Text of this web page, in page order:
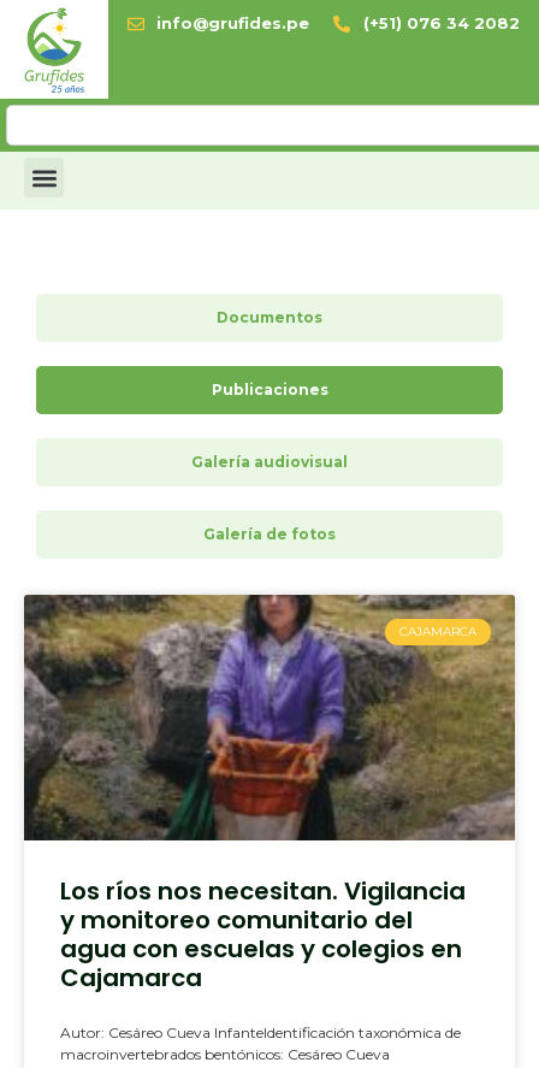
info@grufides.pe (+51) 076 34 2082
Documentos
Publicaciones
Galería audiovisual
Galería de fotos
CAJAMARCA
Los ríos nos necesitan. Vigilancia
y monitoreo comunitario del
agua con escuelas y colegios en
Cajamarca
Autor: Cesáreo Cueva InfanteIdentificación taxonómica de
macroinvertebrados bentónicos: Cesáreo Cueva